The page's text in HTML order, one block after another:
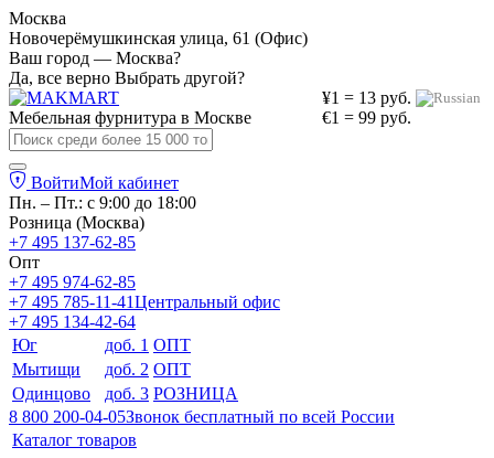
Москва
Новочерёмушкинская улица, 61 (Офис)
Ваш город — Москва?
Да, все верно Выбрать другой?
¥1 = 13 руб.
€1 = 99 руб.
Мебельная фурнитура в Москве
ВойтиМой кабинет
Пн. – Пт.: с 9:00 до 18:00
Розница (Москва)
+7 495 137-62-85
Опт
+7 495 974-62-85
+7 495 785-11-41Центральный офис
+7 495 134-42-64
Юг
доб. 1 ОПТ
Мытищи
доб. 2 ОПТ
Одинцово
доб. 3 РОЗНИЦА
8 800 200-04-05Звонок бесплатный по всей России
Каталог товаров